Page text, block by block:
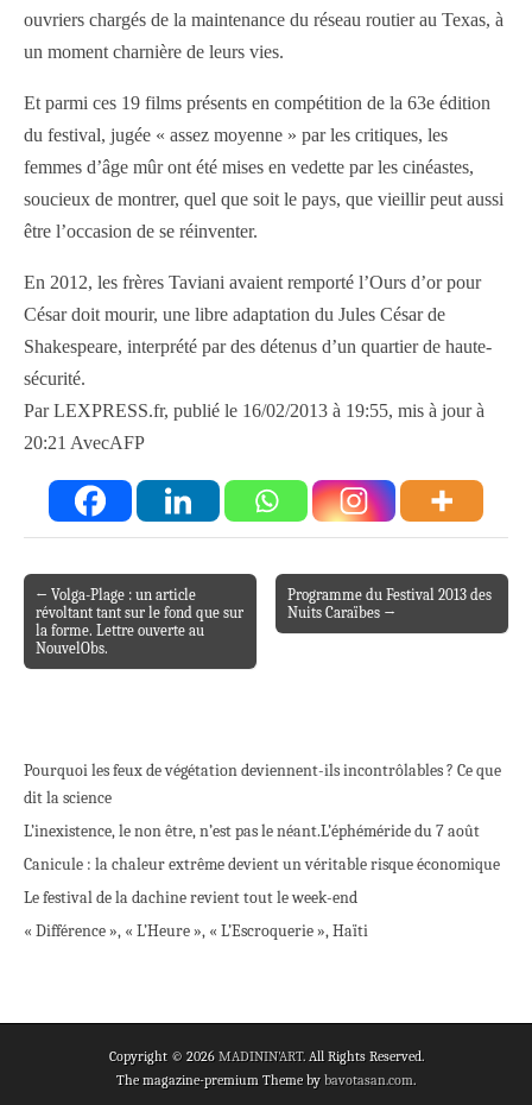
ouvriers chargés de la maintenance du réseau routier au Texas, à
un moment charnière de leurs vies.
Et parmi ces 19 films présents en compétition de la 63e édition
du festival, jugée « assez moyenne » par les critiques, les
femmes d’âge mûr ont été mises en vedette par les cinéastes,
soucieux de montrer, quel que soit le pays, que vieillir peut aussi
être l’occasion de se réinventer.
En 2012, les frères Taviani avaient remporté l’Ours d’or pour
César doit mourir, une libre adaptation du Jules César de
Shakespeare, interprété par des détenus d’un quartier de haute-
sécurité.
Par LEXPRESS.fr, publié le 16/02/2013 à 19:55, mis à jour à
20:21 AvecAFP
Post navigation
← Volga-Plage : un article
révoltant tant sur le fond que sur
la forme. Lettre ouverte au
NouvelObs.
Programme du Festival 2013 des
Nuits Caraïbes →
Pourquoi les feux de végétation deviennent-ils incontrôlables ? Ce que
dit la science
L’inexistence, le non être, n’est pas le néant.L’éphéméride du 7 août
Canicule : la chaleur extrême devient un véritable risque économique
Le festival de la dachine revient tout le week-end
« Différence », « L’Heure », « L’Escroquerie », Haïti
Copyright © 2026 MADININ'ART. All Rights Reserved.
The magazine-premium Theme by bavotasan.com.